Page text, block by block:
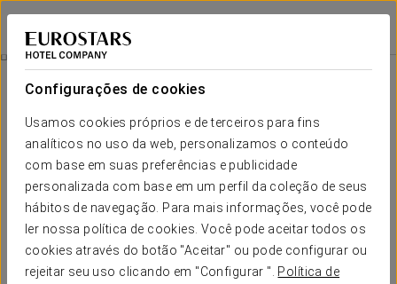
Configurações de cookies
Usamos cookies próprios e de terceiros para fins
analíticos no uso da web, personalizamos o conteúdo
com base em suas preferências e publicidade
personalizada com base em um perfil da coleção de seus
hábitos de navegação. Para mais informações, você pode
ler nossa política de cookies. Você pode aceitar todos os
cookies através do botão "Aceitar" ou pode configurar ou
rejeitar seu uso clicando em "Configurar ". Política de
Áurea Palacio de la Tinta
MÁLAGA
Massagem Com Aromaterapia
A partir de 70 €